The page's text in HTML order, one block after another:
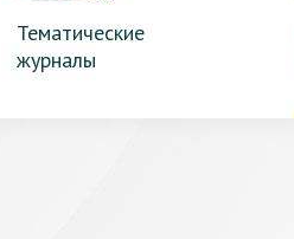
Тематические
журналы